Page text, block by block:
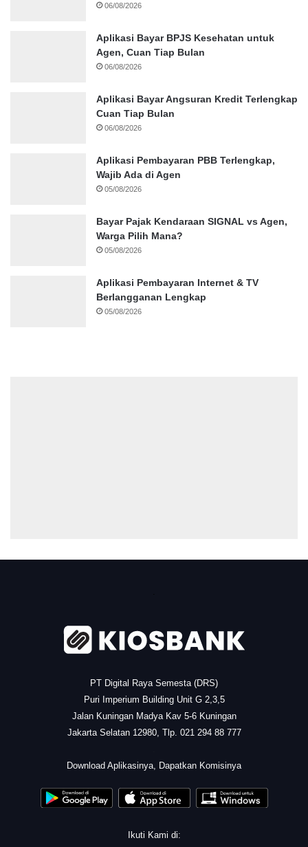
06/08/2026
Aplikasi Bayar BPJS Kesehatan untuk
Agen, Cuan Tiap Bulan
06/08/2026
Aplikasi Bayar Angsuran Kredit Terlengkap
Cuan Tiap Bulan
06/08/2026
Aplikasi Pembayaran PBB Terlengkap,
Wajib Ada di Agen
05/08/2026
Bayar Pajak Kendaraan SIGNAL vs Agen,
Warga Pilih Mana?
05/08/2026
Aplikasi Pembayaran Internet & TV
Berlangganan Lengkap
05/08/2026
PT Digital Raya Semesta (DRS)
Puri Imperium Building Unit G 2,3,5
Jalan Kuningan Madya Kav 5-6 Kuningan
Jakarta Selatan 12980, Tlp. 021 294 88 777
Download Aplikasinya, Dapatkan Komisinya
Ikuti Kami di: